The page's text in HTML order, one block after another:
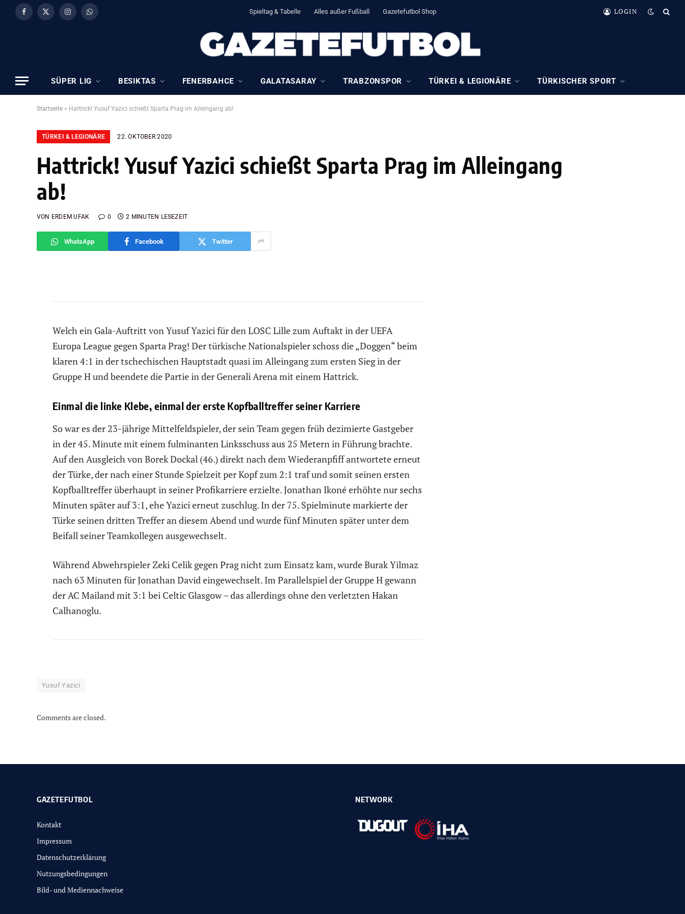
Facebook
X
InstagramWhatsApp Spieltag & Tabelle Alles außer Fußball Gazetefutbol Shop LOGIN
SÜPER LIG BESIKTAS FENERBAHCE GALATASARAY TRABZONSPOR TÜRKEI & LEGIONÄRE TÜRKISCHER SPORT
Startseite » Hattrick! Yusuf Yazici schießt Sparta Prag im Alleingang ab!
TÜRKEI & LEGIONÄRE 22. OKTOBER 2020
Hattrick! Yusuf Yazici schießt Sparta Prag im Alleingang
ab!
VON ERDEM UFAK 0 2 MINUTEN LESEZEIT
WhatsApp Facebook Twitter
Welch ein Gala-Auftritt von Yusuf Yazici für den LOSC Lille zum Auftakt in der UEFA
Europa League gegen Sparta Prag! Der türkische Nationalspieler schoss die „Doggen“ beim
klaren 4:1 in der tschechischen Hauptstadt quasi im Alleingang zum ersten Sieg in der
Gruppe H und beendete die Partie in der Generali Arena mit einem Hattrick.
Einmal die linke Klebe, einmal der erste Kopfballtreffer seiner Karriere
So war es der 23-jährige Mittelfeldspieler, der sein Team gegen früh dezimierte Gastgeber
in der 45. Minute mit einem fulminanten Linksschuss aus 25 Metern in Führung brachte.
Auf den Ausgleich von Borek Dockal (46.) direkt nach dem Wiederanpfiff antwortete erneut
der Türke, der nach einer Stunde Spielzeit per Kopf zum 2:1 traf und somit seinen ersten
Kopfballtreffer überhaupt in seiner Profikarriere erzielte. Jonathan Ikoné erhöhte nur sechs
Minuten später auf 3:1, ehe Yazici erneut zuschlug. In der 75. Spielminute markierte der
Türke seinen dritten Treffer an diesem Abend und wurde fünf Minuten später unter dem
Beifall seiner Teamkollegen ausgewechselt.
Während Abwehrspieler Zeki Celik gegen Prag nicht zum Einsatz kam, wurde Burak Yilmaz
nach 63 Minuten für Jonathan David eingewechselt. Im Parallelspiel der Gruppe H gewann
der AC Mailand mit 3:1 bei Celtic Glasgow – das allerdings ohne den verletzten Hakan
Calhanoglu.
Yusuf Yazici
Comments are closed.
GAZETEFUTBOL
Kontakt
Impressum
Datenschutzerklärung
Nutzungsbedingungen
Bild- und Mediennachweise
NETWORK